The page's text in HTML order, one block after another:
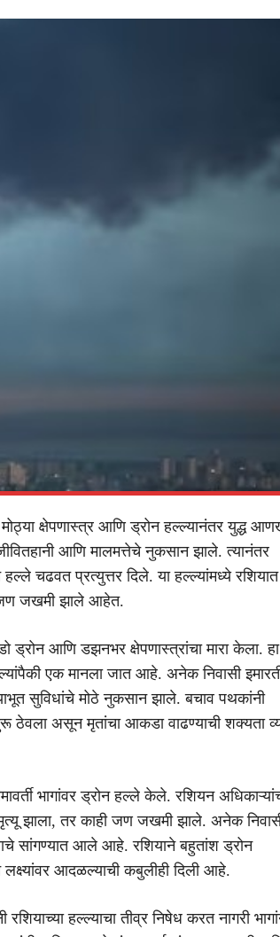
क्षेपणास्त्र आणि ड्रोन हल्ल्यानंतर युद्ध
आणि मालमत्तेचे नुकसान झाले. त्यानंतर
हल्ले चढवत प्रत्युत्तर दिले. या हल्ल्यांमध्ये रशियात
जखमी झाले आहेत.
ड्रोन आणि डझनभर क्षेपणास्त्रांचा मारा केला. हा
एक मानला जात आहे. अनेक निवासी
सुविधांचे मोठे नुकसान झाले. बचाव पथकांनी
ठेवला असून मृतांचा आकडा वाढण्याची शक्यता
भागांवर ड्रोन हल्ले केले. रशियन
मृत्यू झाला, तर काही जण जखमी झाले. अनेक
सांगण्यात आले आहे. रशियाने बहुतांश ड्रोन
लक्ष्यांवर आदळल्याची कबुलीही दिली आहे.
रशियाच्या हल्ल्याचा तीव्र निषेध करत नागरी